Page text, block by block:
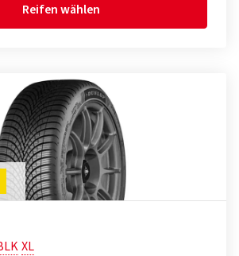
Reifen wählen
XL